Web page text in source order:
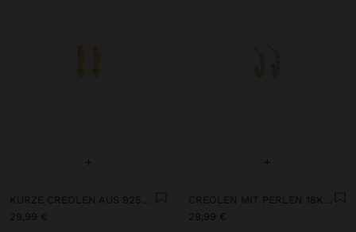
+
KURZE CREOLEN AUS 925ER STERLINGSILBER
29,99 €
+
CREOLEN MIT PERLEN 18K VERGOLDET – 925ER STERLINGSILBER
29,99 €